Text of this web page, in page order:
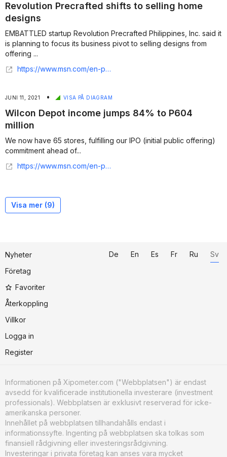
Revolution Precrafted shifts to selling home
designs
EMBATTLED startup Revolution Precrafted Philippines, Inc. said it
is planning to focus its business pivot to selling designs from
offering ...
https://www.msn.com/en-ph/money/business/revolution-precrafted-shifts-to-selling-home-designs/ar-AAKSbfT?amp%25253Bocid=DELLDHP
JUNI 11, 2021 • VISA PÅ DIAGRAM
Wilcon Depot income jumps 84% to P604
million
We now have 65 stores, fulfilling our IPO (initial public offering)
commitment ahead of...
https://www.msn.com/en-ph/money/business/wilcon-depot-income-jumps-84-to-p604-million/ar-BB1gbRgn?li=BBr8Mkn&page=7
Visa mer (9)
Nyheter
Företag
Favoriter
Återkoppling
Villkor
Logga in
Register
De En Es Fr Ru Sv
Informationen på Xipometer.com ("Webbplatsen") är endast
avsedd för kvalificerade institutionella investerare (investment
professionals). Webbplatsen är exklusivt reserverad för icke-
amerikanska personer.
Innehållet på webbplatsen tillhandahålls endast i
informationssyfte. Ingenting på webbplatsen ska tolkas som
finansiell rådgivning eller investeringsrådgivning.
Investeringar i privata företag kan anses vara mycket